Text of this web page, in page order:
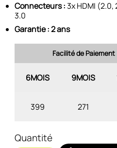
Connecteurs :3x HDMI (2.0,
3.0
Garantie : 2 ans
Facilité de Paiement
6MOIS 9MOIS
399 271
Quantité